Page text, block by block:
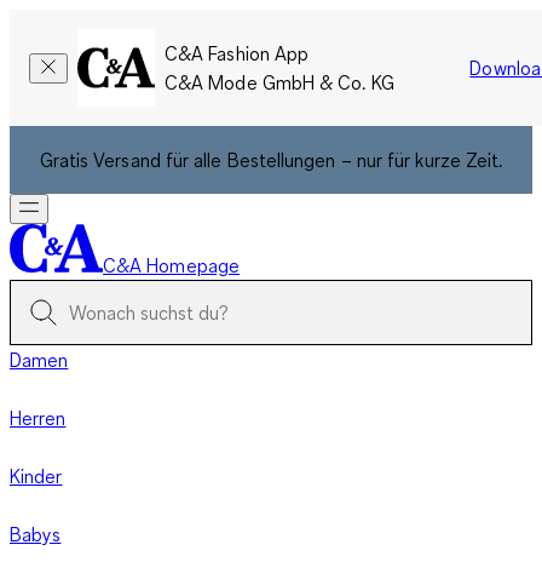
C&A Fashion App
C&A Mode GmbH & Co. KG
Gratis Versand für alle Bestellungen – nur für kurze Zeit.
C&A Homepage
Damen
Herren
Kinder
Babys